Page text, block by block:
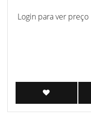
Login para ver preço